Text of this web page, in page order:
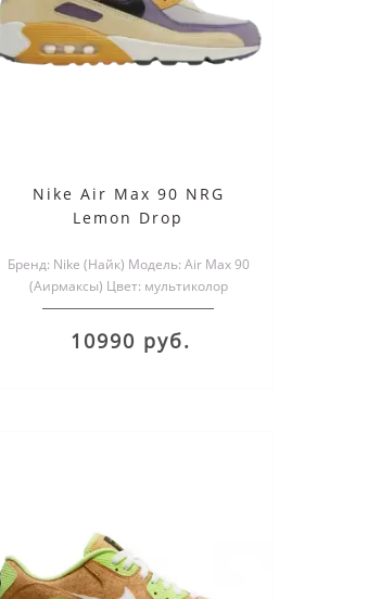
Nike Air Max 90 NRG
Lemon Drop
Бренд: Nike (Найк) Модель: Air Max 90
(Аирмаксы) Цвет: мультиколор
Размеры обуви: мужские и..
10990 руб.